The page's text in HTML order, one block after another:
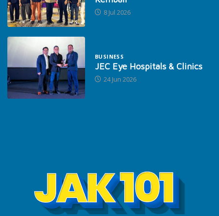
8 Jul 2026
BUSINESS
JEC Eye Hospitals & Clinics
24 Jun 2026